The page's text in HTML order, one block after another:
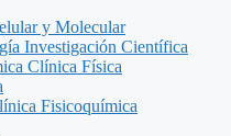
y Molecular
Investigación Científica
Clínica Física
Fisicoquímica